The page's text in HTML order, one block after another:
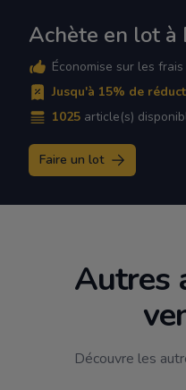
Achète en lot à
Économise sur les
Jusqu'à 15% de
1025 article(s)
Faire un lot
Autres
Découvre les